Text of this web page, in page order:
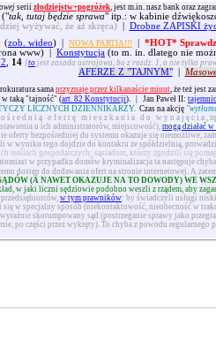
serii złodziejstw+pogróżek, jest m.in. nasz bank oraz
("tak, tutaj będzie sprawa" itp.: w kabinie
wyżywać, że aż skręca)
Drobne ZAPISKI
(zob. wideo) | NOWA PARTIA!!! *HOT*
www) | Konstytucja (to m. in. dlatego nie
14 [to jest zasada ustrojowa, bo z rozdz. 1, a nie tylko
AFERZE Z "TAJNYM"|
sama przyznaje przez kilkanaście minut, że też jest
w taką "tajność" (art. 82 Konstytucji). Jan Paweł II:
LICZNYCH DZIENNIKARZY. Czas na akcję
ofertę mieszkania do wynajęcia ,
u ich administratorów, miejscowość), mogą działać
oferty bezpośredniej do systemu okazuje się niemożliwe,
w wyniku tego dojdzie do kontaktu ze spółdzielnią,
gospodarczych; sąsiadom, którzy zgodzili się
w przypadku domów kryminalizacja ta następuje
dostęp do dodawania ofert na stronie internetowej. A
(A NAWET OKAZUJE NA TO DOWODY) WE
w jaki liczni sędziowie podobno weszli z rządem, aby
w tym prawników: by świadczyli usługi
w specjalny sposób (niekontaktowość, nieobecność w
skorumpowany sąd (postrzeganie sprawy jako
po części przez wykręty). To chyba z powodu